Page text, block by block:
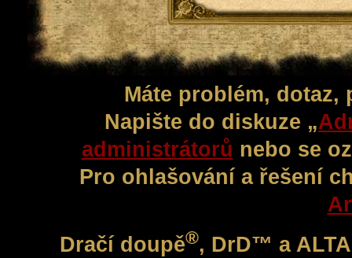
Máte problém,
Napište do diskuze „
administrátorů nebo se
Pro ohlašování a řešení
Dračí doupě®, DrD™ a